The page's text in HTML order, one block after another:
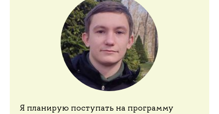
Я планирую поступать на программу